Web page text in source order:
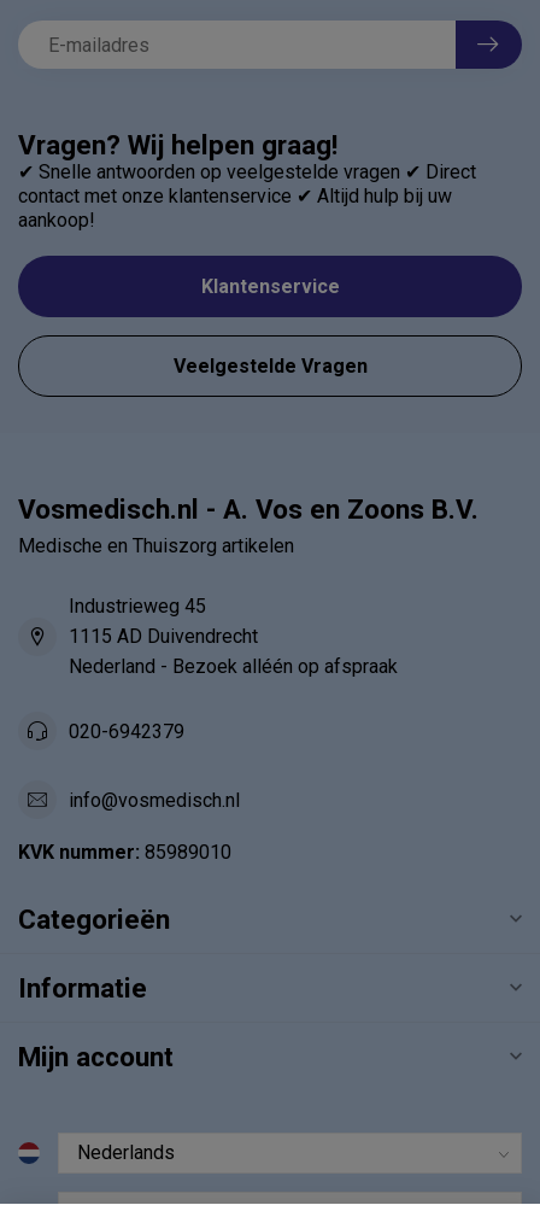
Vragen? Wij helpen graag!
✔ Snelle antwoorden op veelgestelde vragen ✔ Direct
contact met onze klantenservice ✔ Altijd hulp bij uw
aankoop!
Klantenservice
Veelgestelde Vragen
Vosmedisch.nl - A. Vos en Zoons B.V.
Medische en Thuiszorg artikelen
Industrieweg 45
1115 AD Duivendrecht
Nederland - Bezoek alléén op afspraak
020-6942379
info@vosmedisch.nl
KVK nummer: 85989010
Categorieën
Informatie
Mijn account